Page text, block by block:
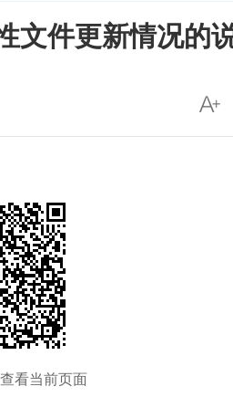
文件更新情况的
看当前页面